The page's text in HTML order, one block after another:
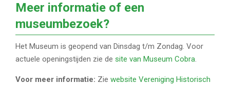
Meer informatie of een
museumbezoek?
Het Museum is geopend van Dinsdag t/m Zondag. Voor
actuele openingstijden zie de site van Museum Cobra.
Voor meer informatie: Zie website Vereniging Historisch